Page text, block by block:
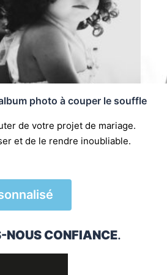
photo à couper le souffle
de votre projet de mariage.
et de le rendre inoubliable.
NOUS CONFIANCE.